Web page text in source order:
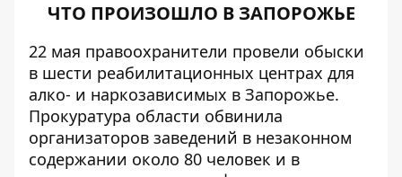
ЧТО ПРОИЗОШЛО В ЗАПОРОЖЬЕ
22 мая правоохранители провели обыски
в шести реабилитационных центрах для
алко- и наркозависимых в Запорожье.
Прокуратура области обвинила
организаторов заведений в незаконном
содержании около 80 человек и в